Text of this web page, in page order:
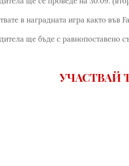
в наградната игра както във
ще бъде с равнопоставено
УЧАСТВАЙ